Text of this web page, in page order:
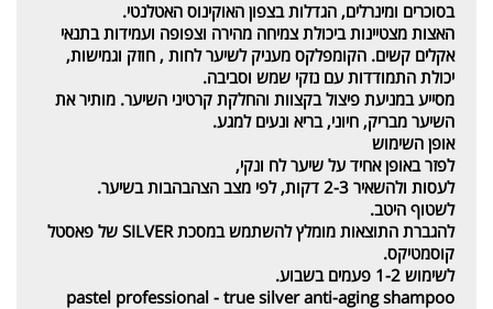
בסוכרים ומינרלים, הגדלות בצפון האוקינוס האטלנטי.
האצות מצטיינות ביכולת צמיחה מהירה וצפופה ועמידות בתנאי
אקלים קשים. הקומפלקס מעניק לשיער לחות , חוזק וגמישות,
יכולת התמודדות עם נזקי שמש וסביבה.
מסייע במניעת פיצול בקצוות והחלקת קרטיני השיער. מותיר את
השיער מבריק, חיוני, בריא ונעים למגע.
אופן השימוש
לפזר באופן אחיד על שיער לח ונקי,
לעסות ולהשאיר 2-3 דקות, לפי מצב הצהבהבות בשיער.
לשטוף היטב.
להגברת התוצאות מומלץ להשתמש במסכת SILVER של פאסטל
קוסמטיקס.
לשימוש 1-2 פעמים בשבוע.
pastel professional - true silver anti-aging shampoo